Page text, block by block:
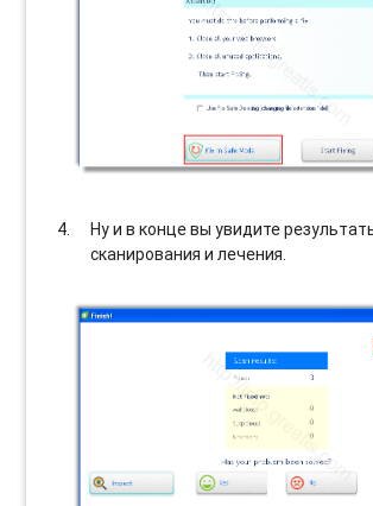
Ну и в конце вы увидите
сканирования и лечения.